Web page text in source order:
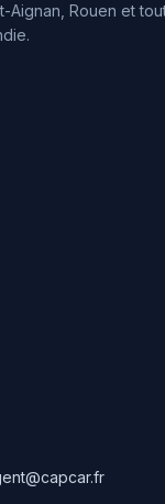
Aignan, Rouen et